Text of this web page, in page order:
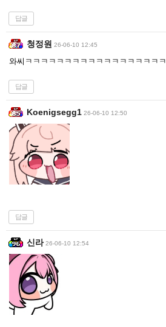
답글
청정원 26-06-10 12:45
와씨ㅋㅋㅋㅋㅋㅋㅋㅋㅋㅋㅋㅋㅋㅋㅋㅋㅋ
답글
Koenigsegg1 26-06-10 12:50
답글
신라 26-06-10 12:54